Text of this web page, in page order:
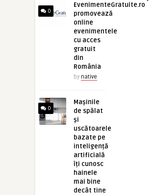
0
EvenimenteGratuite.ro
promovează
online
evenimentele
cu acces
gratuit
din
România
by native
0
Mașinile
de spălat
și
uscătoarele
bazate pe
inteligență
artificială
îți cunosc
hainele
mai bine
decât tine